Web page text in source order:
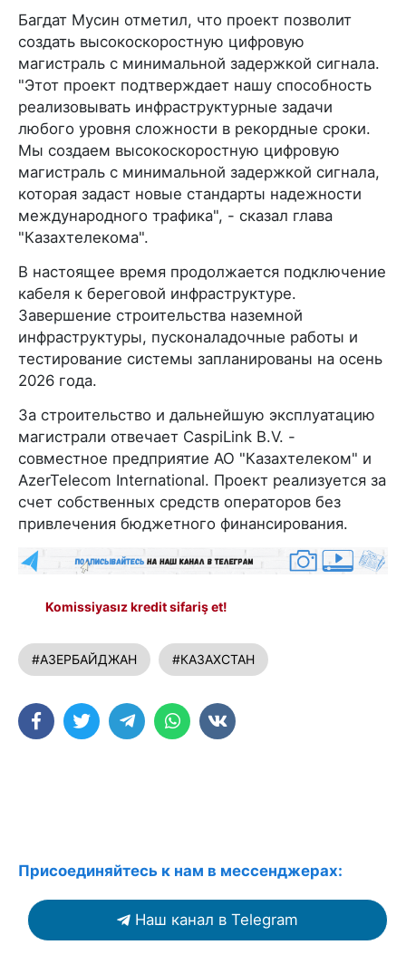
Багдат Мусин отметил, что проект позволит
создать высокоскоростную цифровую
магистраль с минимальной задержкой сигнала.
"Этот проект подтверждает нашу способность
реализовывать инфраструктурные задачи
любого уровня сложности в рекордные сроки.
Мы создаем высокоскоростную цифровую
магистраль с минимальной задержкой сигнала,
которая задаст новые стандарты надежности
международного трафика", - сказал глава
"Казахтелекома".
В настоящее время продолжается подключение
кабеля к береговой инфраструктуре.
Завершение строительства наземной
инфраструктуры, пусконаладочные работы и
тестирование системы запланированы на осень
2026 года.
За строительство и дальнейшую эксплуатацию
магистрали отвечает CaspiLink B.V. -
совместное предприятие АО "Казахтелеком" и
AzerTelecom International. Проект реализуется за
счет собственных средств операторов без
привлечения бюджетного финансирования.
Komissiyasız kredit sifariş et!
#АЗЕРБАЙДЖАН #КАЗАХСТАН
Присоединяйтесь к нам в мессенджерах:
Наш канал в Telegram